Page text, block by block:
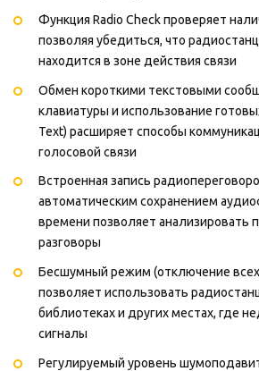
Функция Radio Check проверяет
позволяя убедиться, что
находится в зоне действия связи
Обмен короткими текстовыми
клавиатуры и использование
Text) расширяет способы
голосовой связи
Встроенная запись
автоматическим сохранением
времени позволяет анализировать
разговоры
Бесшумный режим (отключение
позволяет использовать
библиотеках и других местах, где
сигналы
Регулируемый уровень